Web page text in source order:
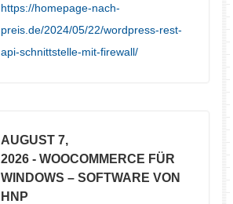
https://homepage-nach-
preis.de/2024/05/22/wordpress-rest-
api-schnittstelle-mit-firewall/
AUGUST 7,
2026 - WOOCOMMERCE FÜR
WINDOWS – SOFTWARE VON
HNP